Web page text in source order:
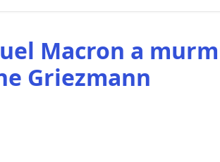
Macron a
Griezmann